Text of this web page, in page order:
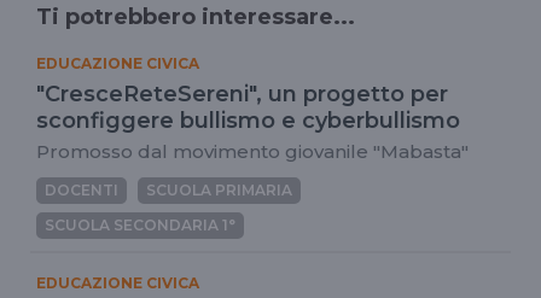
Ti potrebbero interessare...
EDUCAZIONE CIVICA
"CresceReteSereni", un progetto per
sconfiggere bullismo e cyberbullismo
Promosso dal movimento giovanile "Mabasta"
DOCENTI
SCUOLA PRIMARIA
SCUOLA SECONDARIA 1°
EDUCAZIONE CIVICA